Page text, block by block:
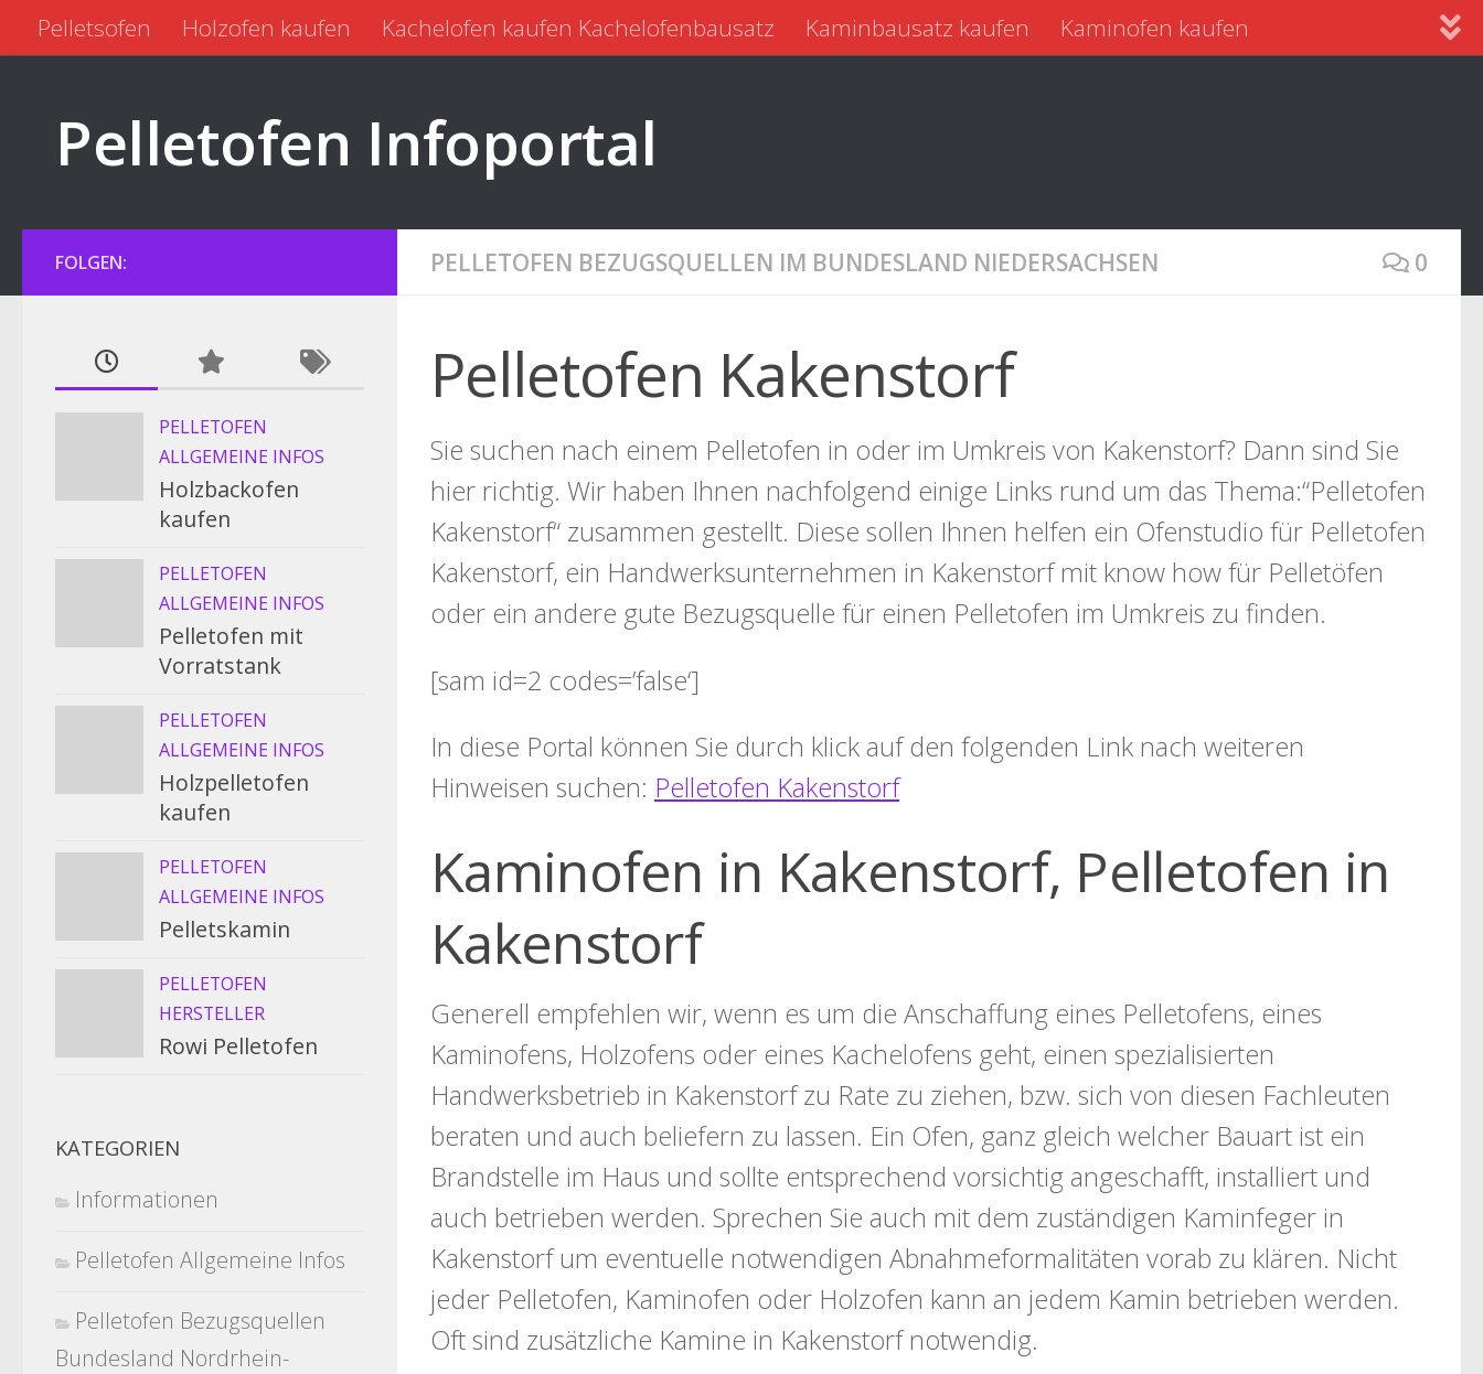
Zum Inhalt springen
Pelletsofen Holzofen kaufen Kachelofen kaufen Kachelofenbausatz Kaminbausatz kaufen
Kaminofen kaufen
Pelletofen Infoportal
PELLETOFEN BEZUGSQUELLEN IM BUNDESLAND NIEDERSACHSEN 0
Pelletofen Kakenstorf
Sie suchen nach einem Pelletofen in oder im Umkreis von Kakenstorf? Dann sind Sie
hier richtig. Wir haben Ihnen nachfolgend einige Links rund um das Thema:“Pelletofen
Kakenstorf“ zusammen gestellt. Diese sollen Ihnen helfen ein Ofenstudio für Pelletofen
Kakenstorf, ein Handwerksunternehmen in Kakenstorf mit know how für Pelletöfen
oder ein andere gute Bezugsquelle für einen Pelletofen im Umkreis zu finden.
[sam id=2 codes=’false‘]
In diese Portal können Sie durch klick auf den folgenden Link nach weiteren
Hinweisen suchen: Pelletofen Kakenstorf
Kaminofen in Kakenstorf, Pelletofen in
Kakenstorf
Generell empfehlen wir, wenn es um die Anschaffung eines Pelletofens, eines
Kaminofens, Holzofens oder eines Kachelofens geht, einen spezialisierten
Handwerksbetrieb in Kakenstorf zu Rate zu ziehen, bzw. sich von diesen Fachleuten
beraten und auch beliefern zu lassen. Ein Ofen, ganz gleich welcher Bauart ist ein
Brandstelle im Haus und sollte entsprechend vorsichtig angeschafft, installiert und
auch betrieben werden. Sprechen Sie auch mit dem zuständigen Kaminfeger in
Kakenstorf um eventuelle notwendigen Abnahmeformalitäten vorab zu klären. Nicht
jeder Pelletofen, Kaminofen oder Holzofen kann an jedem Kamin betrieben werden.
Oft sind zusätzliche Kamine in Kakenstorf notwendig.
FOLGEN:
PELLETOFEN
ALLGEMEINE INFOS
Holzbackofen
kaufen
PELLETOFEN
ALLGEMEINE INFOS
Pelletofen mit
Vorratstank
PELLETOFEN
ALLGEMEINE INFOS
Holzpelletofen
kaufen
PELLETOFEN
ALLGEMEINE INFOS
Pelletskamin
PELLETOFEN
HERSTELLER
Rowi Pelletofen
KATEGORIEN
Informationen
Pelletofen Allgemeine Infos
Pelletofen Bezugsquellen
Bundesland Nordrhein-